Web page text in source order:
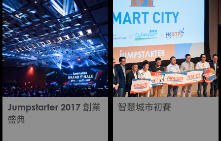
Jumpstarter 2017 創業
盛典
智慧城市初賽